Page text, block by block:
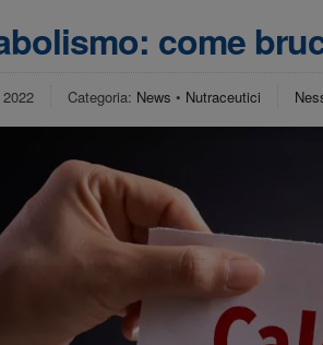
come
Categoria: News • Nutraceutici